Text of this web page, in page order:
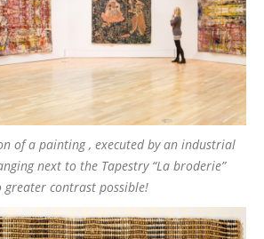
of a painting , executed by an industrial
next to the Tapestry “La broderie”
contrast possible!